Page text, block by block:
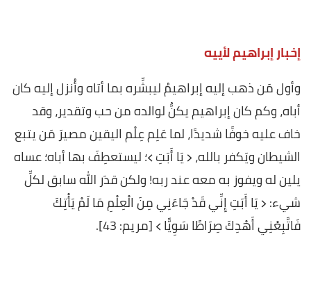
إخبار إبراهيم لأييه
وأول مَن ذهب إليه إبراهيمُ ليبشِّره بما أتاه وأُنزل إليه كان
أباه، وكم كان إبراهيم يكنُّ لوالده من حب وتقدير، وقد
خاف عليه خوفًا شديدًا، لما عَلِم عِلْم اليقين مصيرَ مَن يتبع
الشيطان ويَكفر بالله، ﴿ يَا أَبَتِ ﴾؛ ليستعطِفَ بها أباه؛ عساه
يلين له ويفوز به معه عند ربه! ولكن قدَر الله سابق لكلِّ
شيء: ﴿ يَا أَبَتِ إِنِّي قَدْ جَاءَنِي مِنَ الْعِلْمِ مَا لَمْ يَأْتِكَ
فَاتَّبِعْنِي أَهْدِكَ صِرَاطًا سَوِيًّا ﴾ [مريم: 43].